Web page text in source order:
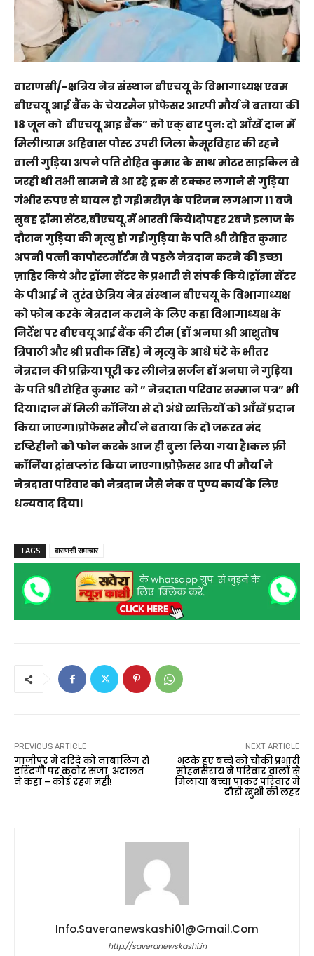
वाराणसी/-क्षत्रिय नेत्र संस्थान बीएचयू के विभागाध्यक्ष एवम
बीएचयू आई बैंक के चेयरमैन प्रोफेसर आरपी मौर्य ने बताया की
18 जून को बीएचयू आइ बैंक” को एक्‌ बार पुनः दो आँखें दान में
मिली।ग्राम अहिवास पोस्ट उपरी जिला कैमूरबिहार की रहने
वाली गुड़िया अपने पति रोहित कुमार के साथ मोटर साइकिल से
जरही थी तभी सामने से आ रहे ट्रक से टक्कर लगाने से गुड़िया
गंभीर रुपए से घायल हो गईIमरीज़ के परिजन लगभाग 11 बजे
सुबह ट्रॉमा सेंटर,बीएचयू.में भारती किये।दोपहर 2बजे इलाज के
दौरान गुड़िया की मृत्यु हो गई।गुड़िया के पति श्री रोहित कुमार
अपनी पत्नी कापोस्टमॉर्टम से पहले नेत्रदान करने की इच्छा
ज़ाहिर किये और ट्रॉमा सेंटर के प्रभारी से संपर्क किये।ट्रॉमा सेंटर
के पीआई ने तुरंत छेत्रिय नेत्र संस्थान बीएचयू के विभागाध्यक्ष
को फोन करके नेत्रदान कराने के लिए कहा विभागाध्यक्ष के
निर्देश पर बीएचयू आई बैंक की टीम (डॉ अनघा श्री आशुतोष
त्रिपाठी और श्री प्रतीक सिंह) ने मृत्यु के आधे घंटे के भीतर
नेत्रदान की प्रक्रिया पूरी कर ली।नेत्र सर्जन डॉ अनघा ने गुड़िया
के पति श्री रोहित कुमार को ” नेत्रदाता परिवार सम्मान पत्र” भी
दिया।दान में मिली कॉर्निया से दो अंधे व्यक्तियों को आँखें प्रदान
किया जाएगा।प्रोफेसर मौर्य ने बताया कि दो जरूरत मंद
दृष्टिहीनो को फोन करके आज ही बुला लिया गया है।कल फ्री
कॉर्निया ट्रांसप्लांट किया जाएगा।प्रोफ़ेसर आर पी मौर्या ने
नेत्रदाता परिवार को नेत्रदान जैसे नेक व पुण्य कार्य के लिए
धन्यवाद दिया।
TAGS वाराणसी समाचार
PREVIOUS ARTICLE
गाजीपुर में दरिंदे को नाबालिग से
दरिंदगी पर कठोर सजा, अदालत
ने कहा – कोई रहम नहीं!
NEXT ARTICLE
भटके हुए बच्चे को चौकी प्रभारी
मोहनसराय ने परिवार वालों से
मिलाया बच्चा पाकर परिवार में
दौड़ी खुशी की लहर
Info.saveranewskashi01@gmail.com
http://saveranewskashi.in